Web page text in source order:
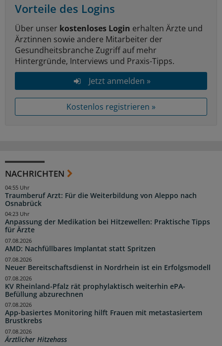
Vorteile des Logins
Über unser kostenloses Login erhalten Ärzte und
Ärztinnen sowie andere Mitarbeiter der
Gesundheitsbranche Zugriff auf mehr
Hintergründe, Interviews und Praxis-Tipps.
Jetzt anmelden »
Kostenlos registrieren »
NACHRICHTEN
Traumberuf Arzt: Für die Weiterbildung von Aleppo nach
Osnabrück
04:55 Uhr
Anpassung der Medikation bei Hitzewellen: Praktische Tipps
für Ärzte
04:23 Uhr
AMD: Nachfüllbares Implantat statt Spritzen
07.08.2026
Neuer Bereitschaftsdienst in Nordrhein ist ein Erfolgsmodell
07.08.2026
KV Rheinland-Pfalz rät prophylaktisch weiterhin ePA-
Befüllung abzurechnen
07.08.2026
App-basiertes Monitoring hilft Frauen mit metastasiertem
Brustkrebs
07.08.2026
Ärztlicher Hitzehass
07.08.2026